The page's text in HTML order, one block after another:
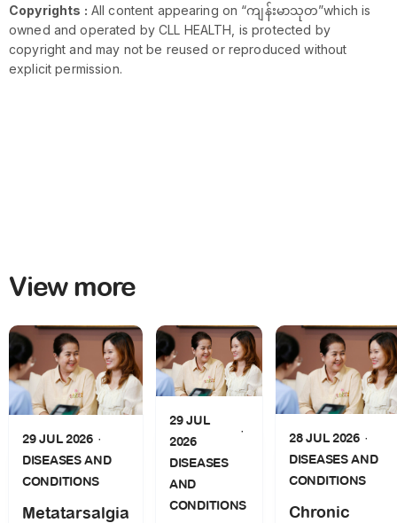
Copyrights : All content appearing on “ကျန်းမာသုတ”which is
owned and operated by CLL HEALTH, is protected by
copyright and may not be reused or reproduced without
explicit permission.
View more
29 JUL 2026
DISEASES AND
CONDITIONS
Metatarsalgia
29 JUL
2026
DISEASES
AND
CONDITIONS
28 JUL 2026
DISEASES AND
CONDITIONS
Chronic